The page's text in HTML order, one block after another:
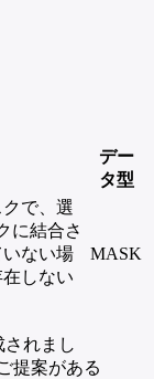
デー
タ型
で、選
に結合さ
ない場
しない
MASK
れまし
提案がある